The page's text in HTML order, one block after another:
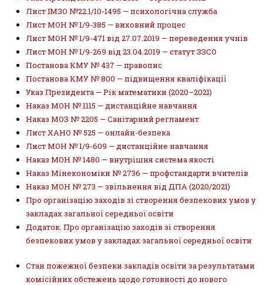
Лист ІМЗО №22.1/10-1495 — психологічна служба
Лист МОН № 1/9-385 — виховний процес
Лист МОН № 1/9-471 від 27.07.2019 — переведення учнів
Лист МОН № 1/9-269 від 23.04.2019 — статут ЗЗСО
Постанова КМУ № 437 — правопис
Постанова КМУ № 800 — підвищення кваліфікації
Указ Президента — Рік математики (2020–2021)
Наказ МОН № 1115 — дистанційне навчання
Наказ МОЗ № 2205 — Санітарний регламент
Лист ХАНО № 525 — онлайн-безпека
Лист МОН № 1/9-609 — дистанційне навчання
Наказ МОН № 1480 — внутрішня система якості
Наказ Мінекономіки № 2736 — профстандарти вчителів
Наказ МОН № 273 — звільнення від ДПА (2020/2021)
Про організацію заходів зі створення безпекових умов у
закладах загальної середньої освіти
Додаток. Про організацію заходів зі створення
безпекових умов у закладах загальної середньої освіти
Стан пожежної безпеки закладів освіти за результатами
комісійних обстежень щодо готовності до нового